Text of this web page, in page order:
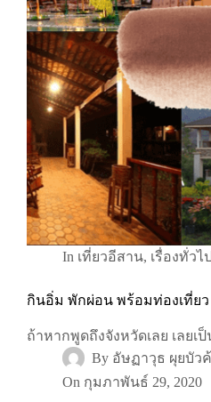
In เที่ยวอีสาน, เรื่องทั่วไป
กินอิ่ม พักผ่อน พร้อมท่องเที่ย
ถ้าหากพูดถึงจังหวัดเลย เลย
By อัษฏาวุธ ผุยบัว
On กุมภาพันธ์ 29, 2020